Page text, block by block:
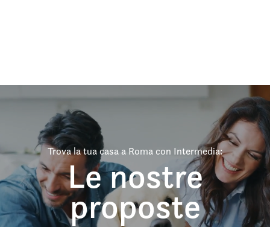
Trova la tua casa a Roma con Intermedia:
Le nostre
proposte